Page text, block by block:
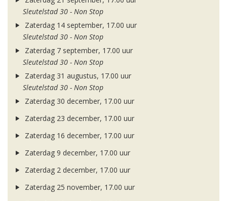
Sleutelstad 30 - Non Stop
Zaterdag 14 september, 17.00 uur
Sleutelstad 30 - Non Stop
Zaterdag 7 september, 17.00 uur
Sleutelstad 30 - Non Stop
Zaterdag 31 augustus, 17.00 uur
Sleutelstad 30 - Non Stop
Zaterdag 30 december, 17.00 uur
Zaterdag 23 december, 17.00 uur
Zaterdag 16 december, 17.00 uur
Zaterdag 9 december, 17.00 uur
Zaterdag 2 december, 17.00 uur
Zaterdag 25 november, 17.00 uur